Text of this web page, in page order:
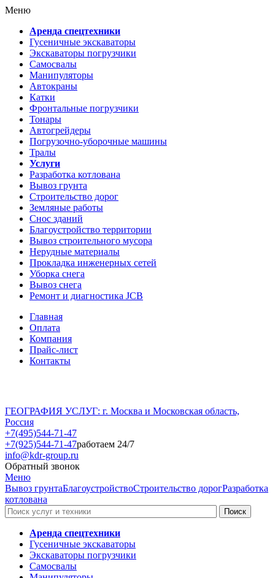
Меню
Аренда спецтехники
Гусеничные экскаваторы
Экскаваторы погрузчики
Самосвалы
Манипуляторы
Автокраны
Катки
Фронтальные погрузчики
Тонары
Автогрейдеры
Погрузочно-уборочные машины
Тралы
Услуги
Разработка котлована
Вывоз грунта
Строительство дорог
Земляные работы
Снос зданий
Благоустройство территории
Вывоз строительного мусора
Нерудные материалы
Прокладка инженерных сетей
Уборка снега
Вывоз снега
Ремонт и диагностика JCB
Главная
Оплата
Компания
Прайс-лист
Контакты
ГЕОГРАФИЯ УСЛУГ: г. Москва и Московская область,
Россия
+7(495)544-71-47
+7(925)544-71-47работаем 24/7
info@kdr-group.ru
Обратный звонок
Меню
Вывоз грунтаБлагоустройствоСтроительство дорогРазработка
котлована
Аренда спецтехники
Гусеничные экскаваторы
Экскаваторы погрузчики
Самосвалы